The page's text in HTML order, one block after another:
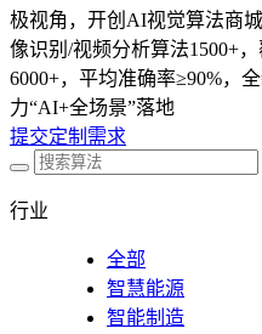
极视角，开创AI视觉算法商
像识别/视频分析算法1500+
6000+，平均准确率≥90%，
力“AI+全场景”落地
提交定制需求
行业
全部
智慧能源
智能制造